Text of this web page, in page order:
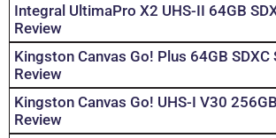
Integral UltimaPro X2 UHS-II 64GB
Review
Kingston Canvas Go! Plus 64GB SDXC
Review
Kingston Canvas Go! UHS-I V30
Review